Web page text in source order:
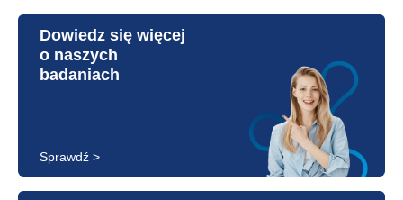
Dowiedz się więcej
o naszych
badaniach
Sprawdź >